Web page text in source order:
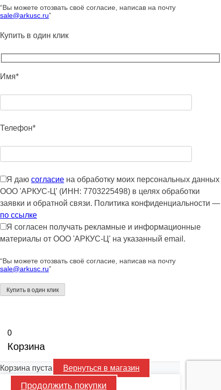
“Вы можете отозвать своё согласие, написав на почту
sale@arkusc.ru”
Купить в один клик
Имя*
Телефон*
Я даю согласие на обработку моих персональных данных
ООО 'АРКУС-Ц' (ИНН: 7703225498) в целях обработки
заявки и обратной связи. Политика конфиденциальности —
по ссылке
Я согласен получать рекламные и информационные
материалы от ООО 'АРКУС-Ц' на указанный email.
“Вы можете отозвать своё согласие, написав на почту
sale@arkusc.ru”
0
Корзина
Корзина пуста Вернуться в магазин
Продолжить покупки